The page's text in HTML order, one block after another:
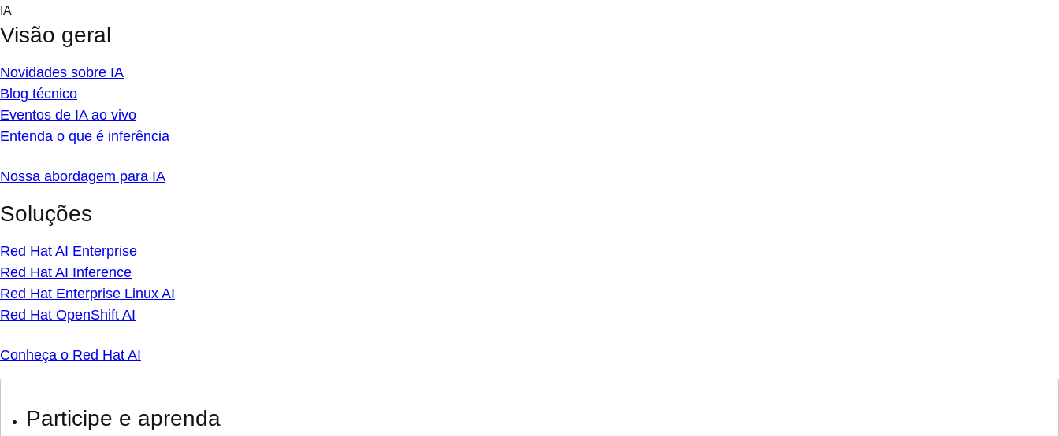
Skip
content
IA
Visão geral
Novidades sobre IA
Blog técnico
Eventos de IA ao vivo
Entenda o que é inferência
Nossa abordagem para IA
Soluções
Red Hat AI Enterprise
Red Hat AI Inference
Red Hat Enterprise Linux AI
Red Hat OpenShift AI
Conheça o Red Hat AI
Participe e aprenda